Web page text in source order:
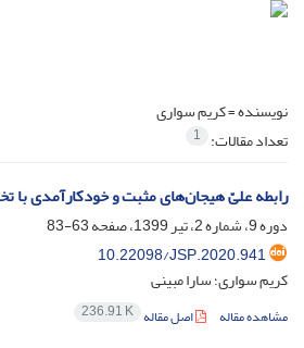
نویسنده =کریم سواری
تعداد مقالات: 1
رابطه علیّ هیجان‌های مثبت و خودکارآمدی با
دوره 9، شماره 2، تیر 1399، صفحه
63-83
10.22098/JSP.2020.941
کریم سواری؛ سارا مبینی
مشاهده مقاله اصل مقاله 236.91 K